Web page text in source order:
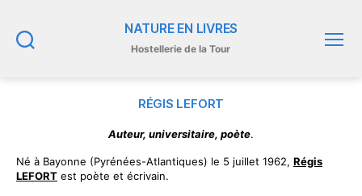
NATURE EN LIVRES
Hostellerie de la Tour
RÉGIS LEFORT
Auteur, universitaire, poète.
Né à Bayonne (Pyrénées-Atlantiques) le 5 juillet 1962, Régis
LEFORT est poète et écrivain.